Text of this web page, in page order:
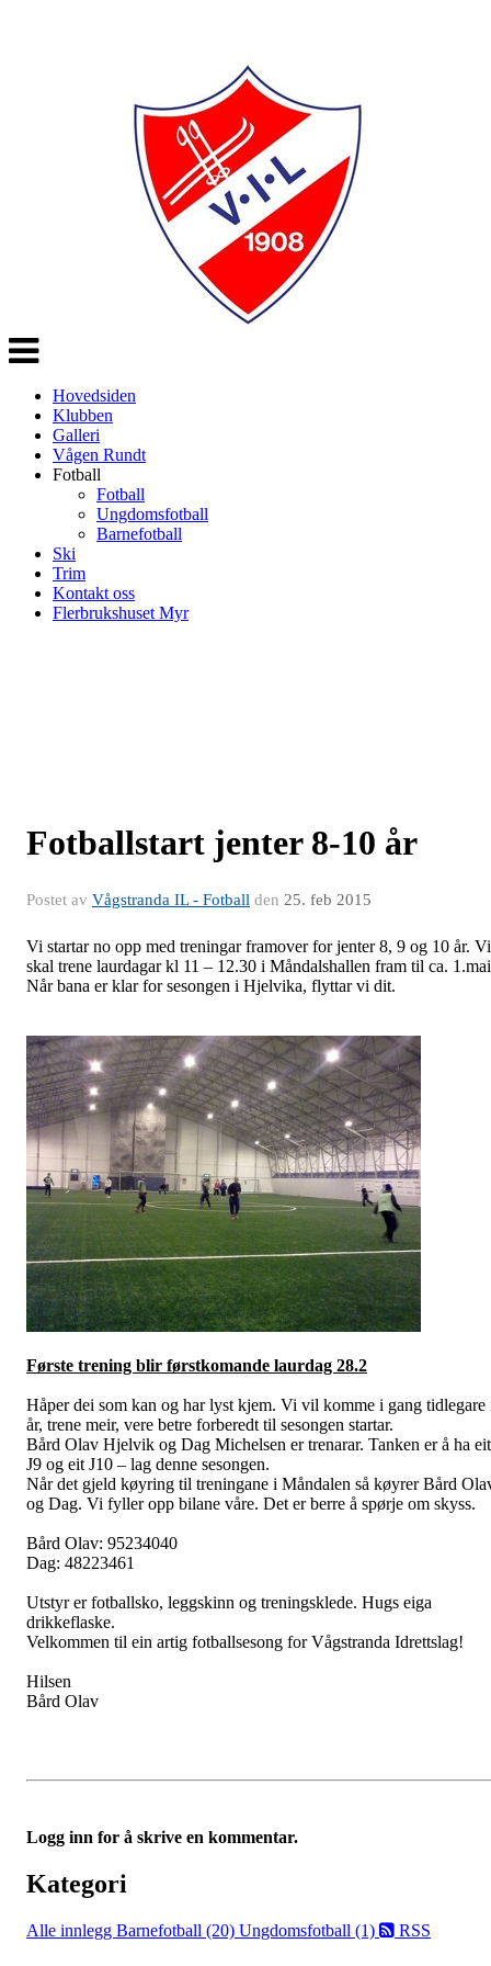
Veksle
navigasjon
Hovedsiden
Klubben
Galleri
Vågen Rundt
Fotball
Fotball
Ungdomsfotball
Barnefotball
Ski
Trim
Kontakt oss
Flerbrukshuset Myr
Fotballstart jenter 8-10 år
Postet av Vågstranda IL - Fotball den 25. feb 2015
Vi startar no opp med treningar framover for jenter 8, 9 og 10 år. Vi
skal trene laurdagar kl 11 – 12.30 i Måndalshallen fram til ca.
Når bana er klar for sesongen i Hjelvika, flyttar vi dit.
Første trening blir førstkomande laurdag 28.2
Håper dei som kan og har lyst kjem. Vi vil komme i gang tidlegare
år, trene meir, vere betre forberedt til sesongen startar.
Bård Olav Hjelvik og Dag Michelsen er trenarar. Tanken er å ha eit
J9 og eit J10 – lag denne sesongen.
Når det gjeld køyring til treningane i Måndalen så køyrer Bård
og Dag. Vi fyller opp bilane våre. Det er berre å spørje om skyss.
Bård Olav: 95234040
Dag: 48223461
Utstyr er fotballsko, leggskinn og treningsklede. Hugs eiga
drikkeflaske.
Velkommen til ein artig fotballsesong for Vågstranda Idrettslag!
Hilsen
Bård Olav
Logg inn for å skrive en kommentar.
Kategori
Alle innlegg Barnefotball (20) Ungdomsfotball (1) RSS